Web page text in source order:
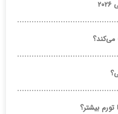
تورم بیشتر؟